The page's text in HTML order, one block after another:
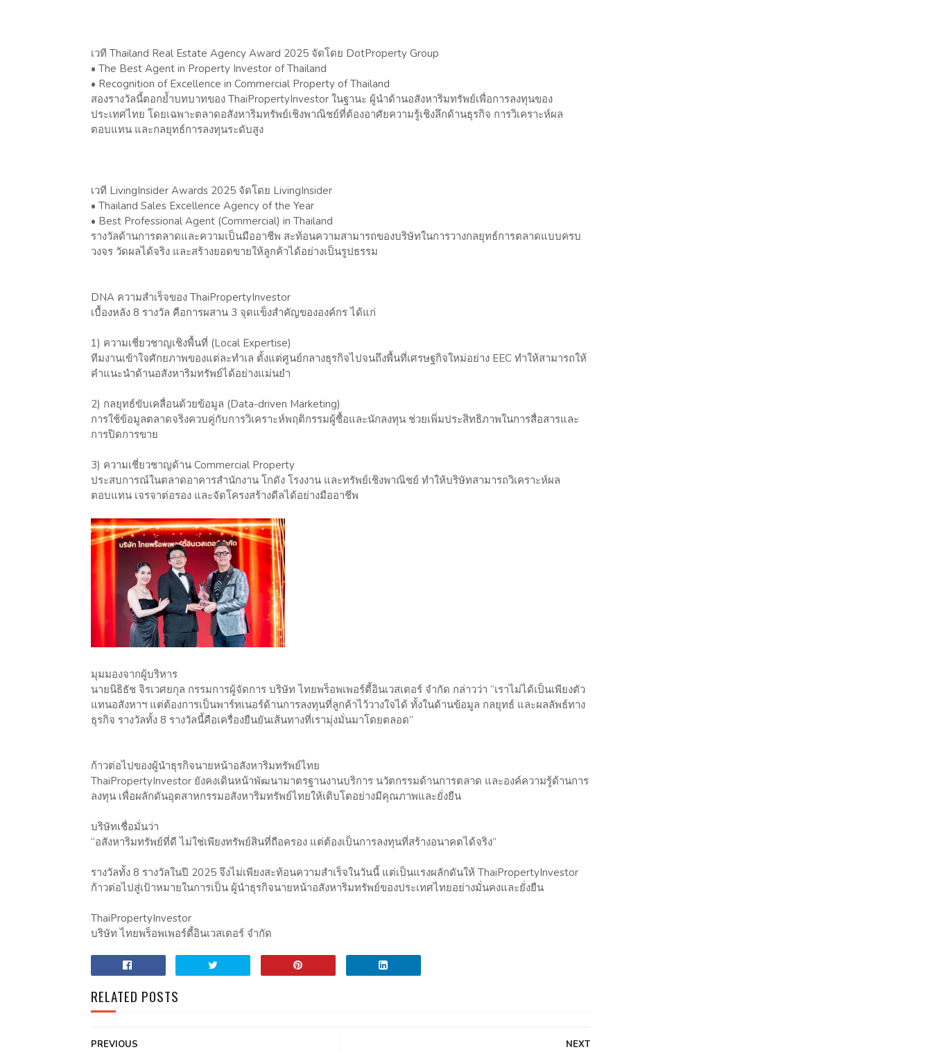
เวที Thailand Real Estate Agency Award 2025 จัดโดย DotProperty Group
• The Best Agent in Property Investor of Thailand
• Recognition of Excellence in Commercial Property of Thailand
สองรางวัลนี้ตอกย้ำบทบาทของ ThaiPropertyInvestor ในฐานะ ผู้นำด้านอสังหาริมทรัพย์เพื่อการลงทุนของ
ประเทศไทย โดยเฉพาะตลาดอสังหาริมทรัพย์เชิงพาณิชย์ที่ต้องอาศัยความรู้เชิงลึกด้านธุรกิจ การวิเคราะห์ผล
ตอบแทน และกลยุทธ์การลงทุนระดับสูง
เวที LivingInsider Awards 2025 จัดโดย LivingInsider
• Thailand Sales Excellence Agency of the Year
• Best Professional Agent (Commercial) in Thailand
รางวัลด้านการตลาดและความเป็นมืออาชีพ สะท้อนความสามารถของบริษัทในการวางกลยุทธ์การตลาดแบบครบ
วงจร วัดผลได้จริง และสร้างยอดขายให้ลูกค้าได้อย่างเป็นรูปธรรม
DNA ความสำเร็จของ ThaiPropertyInvestor
เบื้องหลัง 8 รางวัล คือการผสาน 3 จุดแข็งสำคัญขององค์กร ได้แก่
1) ความเชี่ยวชาญเชิงพื้นที่ (Local Expertise)
ทีมงานเข้าใจศักยภาพของแต่ละทำเล ตั้งแต่ศูนย์กลางธุรกิจไปจนถึงพื้นที่เศรษฐกิจใหม่อย่าง EEC ทำให้สามารถให้
คำแนะนำด้านอสังหาริมทรัพย์ได้อย่างแม่นยำ
2) กลยุทธ์ขับเคลื่อนด้วยข้อมูล (Data-driven Marketing)
การใช้ข้อมูลตลาดจริงควบคู่กับการวิเคราะห์พฤติกรรมผู้ซื้อและนักลงทุน ช่วยเพิ่มประสิทธิภาพในการสื่อสารและ
การปิดการขาย
3) ความเชี่ยวชาญด้าน Commercial Property
ประสบการณ์ในตลาดอาคารสำนักงาน โกดัง โรงงาน และทรัพย์เชิงพาณิชย์ ทำให้บริษัทสามารถวิเคราะห์ผล
ตอบแทน เจรจาต่อรอง และจัดโครงสร้างดีลได้อย่างมืออาชีพ
มุมมองจากผู้บริหาร
นายนิธิธัช จิรเวศยกุล กรรมการผู้จัดการ บริษัท ไทยพร็อพเพอร์ตี้อินเวสเตอร์ จำกัด กล่าวว่า “เราไม่ได้เป็นเพียงตัว
แทนอสังหาฯ แต่ต้องการเป็นพาร์ทเนอร์ด้านการลงทุนที่ลูกค้าไว้วางใจได้ ทั้งในด้านข้อมูล กลยุทธ์ และผลลัพธ์ทาง
ธุรกิจ รางวัลทั้ง 8 รางวัลนี้คือเครื่องยืนยันเส้นทางที่เรามุ่งมั่นมาโดยตลอด”
ก้าวต่อไปของผู้นำธุรกิจนายหน้าอสังหาริมทรัพย์ไทย
ThaiPropertyInvestor ยังคงเดินหน้าพัฒนามาตรฐานงานบริการ นวัตกรรมด้านการตลาด และองค์ความรู้ด้านการ
ลงทุน เพื่อผลักดันอุตสาหกรรมอสังหาริมทรัพย์ไทยให้เติบโตอย่างมีคุณภาพและยั่งยืน
บริษัทเชื่อมั่นว่า
“อสังหาริมทรัพย์ที่ดี ไม่ใช่เพียงทรัพย์สินที่ถือครอง แต่ต้องเป็นการลงทุนที่สร้างอนาคตได้จริง”
รางวัลทั้ง 8 รางวัลในปี 2025 จึงไม่เพียงสะท้อนความสำเร็จในวันนี้ แต่เป็นแรงผลักดันให้ ThaiPropertyInvestor
ก้าวต่อไปสู่เป้าหมายในการเป็น ผู้นำธุรกิจนายหน้าอสังหาริมทรัพย์ของประเทศไทยอย่างมั่นคงและยั่งยืน
ThaiPropertyInvestor
บริษัท ไทยพร็อพเพอร์ตี้อินเวสเตอร์ จำกัด
RELATED POSTS
NEXT
PREVIOUS